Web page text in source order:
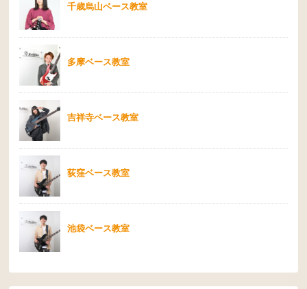
千歳烏山ベース教室
多摩ベース教室
吉祥寺ベース教室
荻窪ベース教室
池袋ベース教室